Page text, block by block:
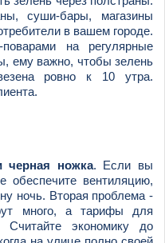
суши-бары, магазины
в вашем городе.
на регулярные
ему важно, чтобы зелень
ровно к 10 утра.
черная ножка. Если вы
обеспечите вентиляцию,
ночь. Вторая проблема -
много, а тарифы для
экономику до